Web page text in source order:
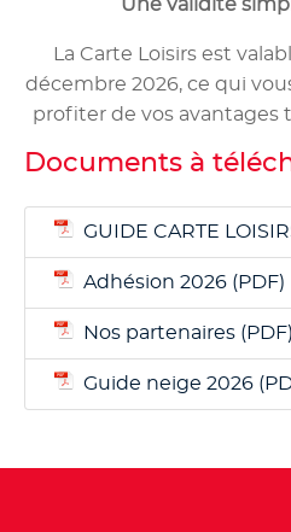
Une validité
La Carte Loisirs est
décembre 2026, ce qui
profiter de vos avantages
Documents à
GUIDE CARTE
Adhésion 2026
Nos partenaires
Guide neige 2026